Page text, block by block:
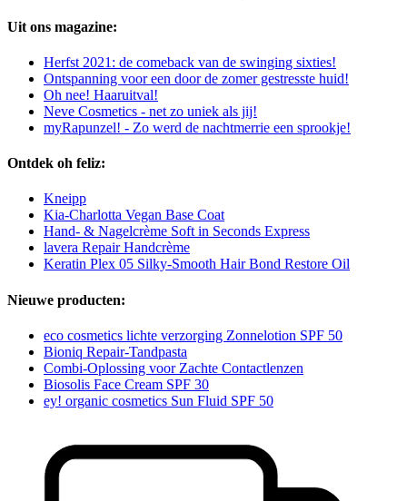
Uit ons magazine:
Herfst 2021: de comeback van de swinging sixties!
Ontspanning voor een door de zomer gestresste huid!
Oh nee! Haaruitval!
Neve Cosmetics - net zo uniek als jij!
myRapunzel! - Zo werd de nachtmerrie een sprookje!
Ontdek oh feliz:
Kneipp
Kia-Charlotta Vegan Base Coat
Hand- & Nagelcrème Soft in Seconds Express
lavera Repair Handcrème
Keratin Plex 05 Silky-Smooth Hair Bond Restore Oil
Nieuwe producten:
eco cosmetics lichte verzorging Zonnelotion SPF 50
Bioniq Repair-Tandpasta
Combi-Oplossing voor Zachte Contactlenzen
Biosolis Face Cream SPF 30
ey! organic cosmetics Sun Fluid SPF 50